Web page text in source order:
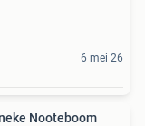
6 mei 26
Nooteboom